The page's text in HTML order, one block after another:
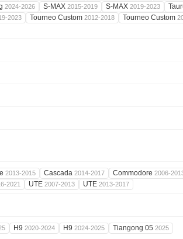
2024-2026 S-MAX 2015-2019 S-MAX 2019-2023
2023 Tourneo Custom 2012-2018 Tourneo Custom
2013-2015 Cascada 2014-2017 Commodore 2006-
2021 UTE 2007-2013 UTE 2013-2017
H9 2020-2024 H9 2024-2025 Tiangong 05 2025